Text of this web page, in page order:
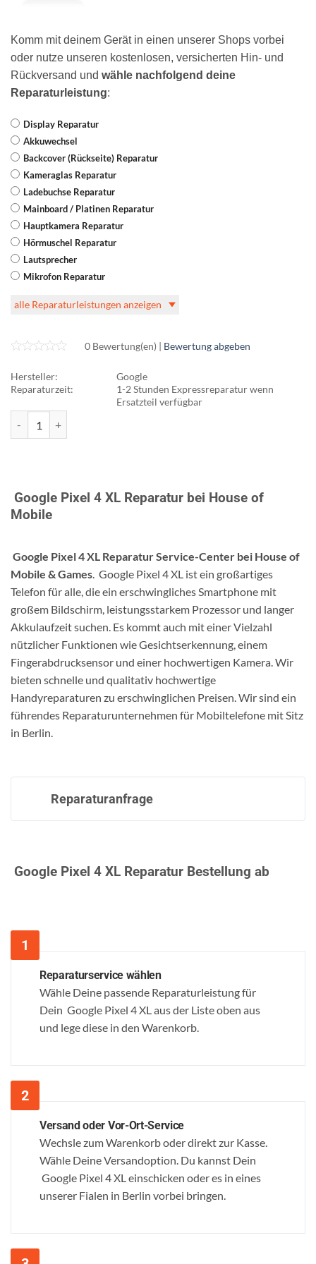
Komm mit deinem Gerät in einen unserer Shops vorbei
oder nutze unseren kostenlosen, versicherten Hin- und
Rückversand und wähle nachfolgend deine
Reparaturleistung:
Display Reparatur
Akkuwechsel
Backcover (Rückseite) Reparatur
Kameraglas Reparatur
Ladebuchse Reparatur
Mainboard / Platinen Reparatur
Hauptkamera Reparatur
Hörmuschel Reparatur
Lautsprecher
Mikrofon Reparatur
alle Reparaturleistungen anzeigen
0 Bewertung(en) | Bewertung abgeben
Hersteller:
Google
Reparaturzeit:
1-2 Stunden Expressreparatur wenn
Ersatzteil verfügbar
Google Pixel 4 XL Reparatur bei House of
Mobile
Google Pixel 4 XL Reparatur Service-Center bei House of
Mobile & Games. Google Pixel 4 XL ist ein großartiges
Telefon für alle, die ein erschwingliches Smartphone mit
großem Bildschirm, leistungsstarkem Prozessor und langer
Akkulaufzeit suchen. Es kommt auch mit einer Vielzahl
nützlicher Funktionen wie Gesichtserkennung, einem
Fingerabdrucksensor und einer hochwertigen Kamera. Wir
bieten schnelle und qualitativ hochwertige
Handyreparaturen zu erschwinglichen Preisen. Wir sind ein
führendes Reparaturunternehmen für Mobiltelefone mit Sitz
in Berlin.
Reparaturanfrage
Google Pixel 4 XL Reparatur Bestellung ab
Reparaturservice wählen
Wähle Deine passende Reparaturleistung für
Dein Google Pixel 4 XL aus der Liste oben aus
und lege diese in den Warenkorb.
Versand oder Vor-Ort-Service
Wechsle zum Warenkorb oder direkt zur Kasse.
Wähle Deine Versandoption. Du kannst Dein
Google Pixel 4 XL einschicken oder es in eines
unserer Fialen in Berlin vorbei bringen.